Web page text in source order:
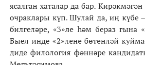
ясалган хаталар да бар.
очраклары күп. Шулай да, иң күбе
билгеләре, «3»ле һәм бераз гына
Быел инде «2»лене бөтенләй
диде филология фәннәре